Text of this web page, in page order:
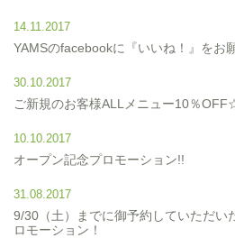
14.11.2017
YAMSのfacebookに『いいね！』をお
30.10.2017
ご新規のお客様ALLメニュー10％
10.10.2017
オープン記念プロモーション!!
31.08.2017
9/30（土）までに御予約していただい
ロモーション！